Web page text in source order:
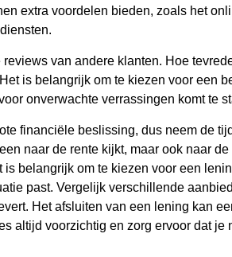
extra voordelen bieden, zoals het
van andere klanten. Hoe
is belangrijk om te kiezen voor een
onverwachte verrassingen komt te
financiële beslissing, dus neem de
naar de rente kijkt, maar ook naar
is belangrijk om te kiezen voor een
past. Vergelijk verschillende
Het afsluiten van een lening kan
altijd voorzichtig en zorg ervoor dat je